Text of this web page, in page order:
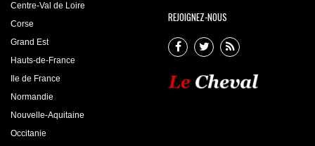
Centre-Val de Loire
Corse
Grand Est
Hauts-de-France
Ile de France
Normandie
Nouvelle-Aquitaine
Occitanie
REJOIGNEZ-NOUS